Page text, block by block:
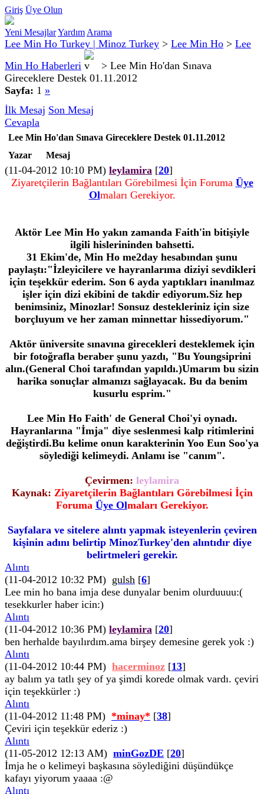
Giriş Üye Olun
Yeni MesajlarYardım Arama
Lee Min Ho Turkey | Minoz Turkey > Lee Min Ho > Lee
Min Ho Haberleri
> Lee Min Ho'dan Sınava
Gireceklere Destek 01.11.2012
Sayfa: 1 »
İlk Mesaj Son Mesaj
Cevapla
Lee Min Ho'dan Sınava Gireceklere Destek 01.11.2012
Yazar
Mesaj
(11-04-2012 10:10 PM) leylamira [20]
Ziyaretçilerin Bağlantıları Görebilmesi İçin Foruma Üye
Olmaları Gerekiyor.
Aktör Lee Min Ho yakın zamanda Faith'in bitişiyle
ilgili hislerininden bahsetti.
31 Ekim'de, Min Ho me2day hesabından şunu
paylaştı:"İzleyicilere ve hayranlarıma diziyi sevdikleri
için teşekkür ederim. Son 6 ayda yaptıkları inanılmaz
işler için dizi ekibini de takdir ediyorum.Siz hep
benimsiniz, Minozlar! Sonsuz destekleriniz için size
borçluyum ve her zaman minnettar hissediyorum."
Aktör üniversite sınavına girecekleri desteklemek için
bir fotoğrafla beraber şunu yazdı, "Bu Youngsiprini
alın.(General Choi tarafından yapıldı.)Umarım bu sizin
harika sonuçlar almanızı sağlayacak. Bu da benim
kusurlu esprim."
Lee Min Ho Faith' de General Choi'yi oynadı.
Hayranlarına "İmja" diye seslenmesi kalp ritimlerini
değiştirdi.Bu kelime onun karakterinin Yoo Eun Soo'ya
söylediği kelimeydi. Anlamı ise "canım".
Çevirmen: leylamira
Kaynak: Ziyaretçilerin Bağlantıları Görebilmesi İçin
Foruma Üye Olmaları Gerekiyor.
Sayfalara ve sitelere alıntı yapmak isteyenlerin çeviren
kişinin adını belirtip MinozTurkey'den alıntıdır diye
belirtmeleri gerekir.
Alıntı
(11-04-2012 10:32 PM) gulsh [6]
Lee min ho bana imja dese dunyalar benim olurduuuu:(
tesekkurler haber icin:)
Alıntı
(11-04-2012 10:36 PM) leylamira [20]
ben herhalde bayılırdım.ama birşey demesine gerek yok :)
Alıntı
(11-04-2012 10:44 PM) hacerminoz [13]
ay balım ya tatlı şey of ya şimdi korede olmak vardı. çeviri
için teşekkürler :)
Alıntı
(11-04-2012 11:48 PM) *minay* [38]
Çeviri için teşekkür ederiz :)
Alıntı
(11-05-2012 12:13 AM) minGozDE [20]
İmja he o kelimeyi başkasına söylediğini düşündükçe
kafayı yiyorum yaaaa :@
Alıntı